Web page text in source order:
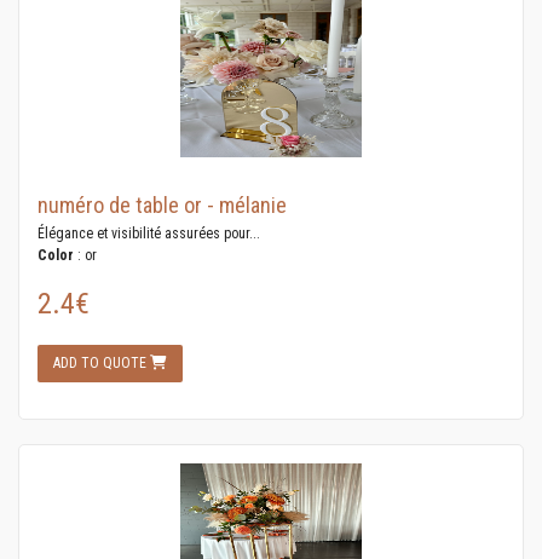
numéro de table or - mélanie
Élégance et visibilité assurées pour...
Color : or
2.4€
ADD TO QUOTE